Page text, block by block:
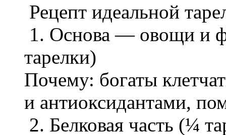
Рецепт идеальной
1. Основа — овощи и
тарелки)
Почему: богаты
и антиоксидантами,
2. Белковая часть (¼